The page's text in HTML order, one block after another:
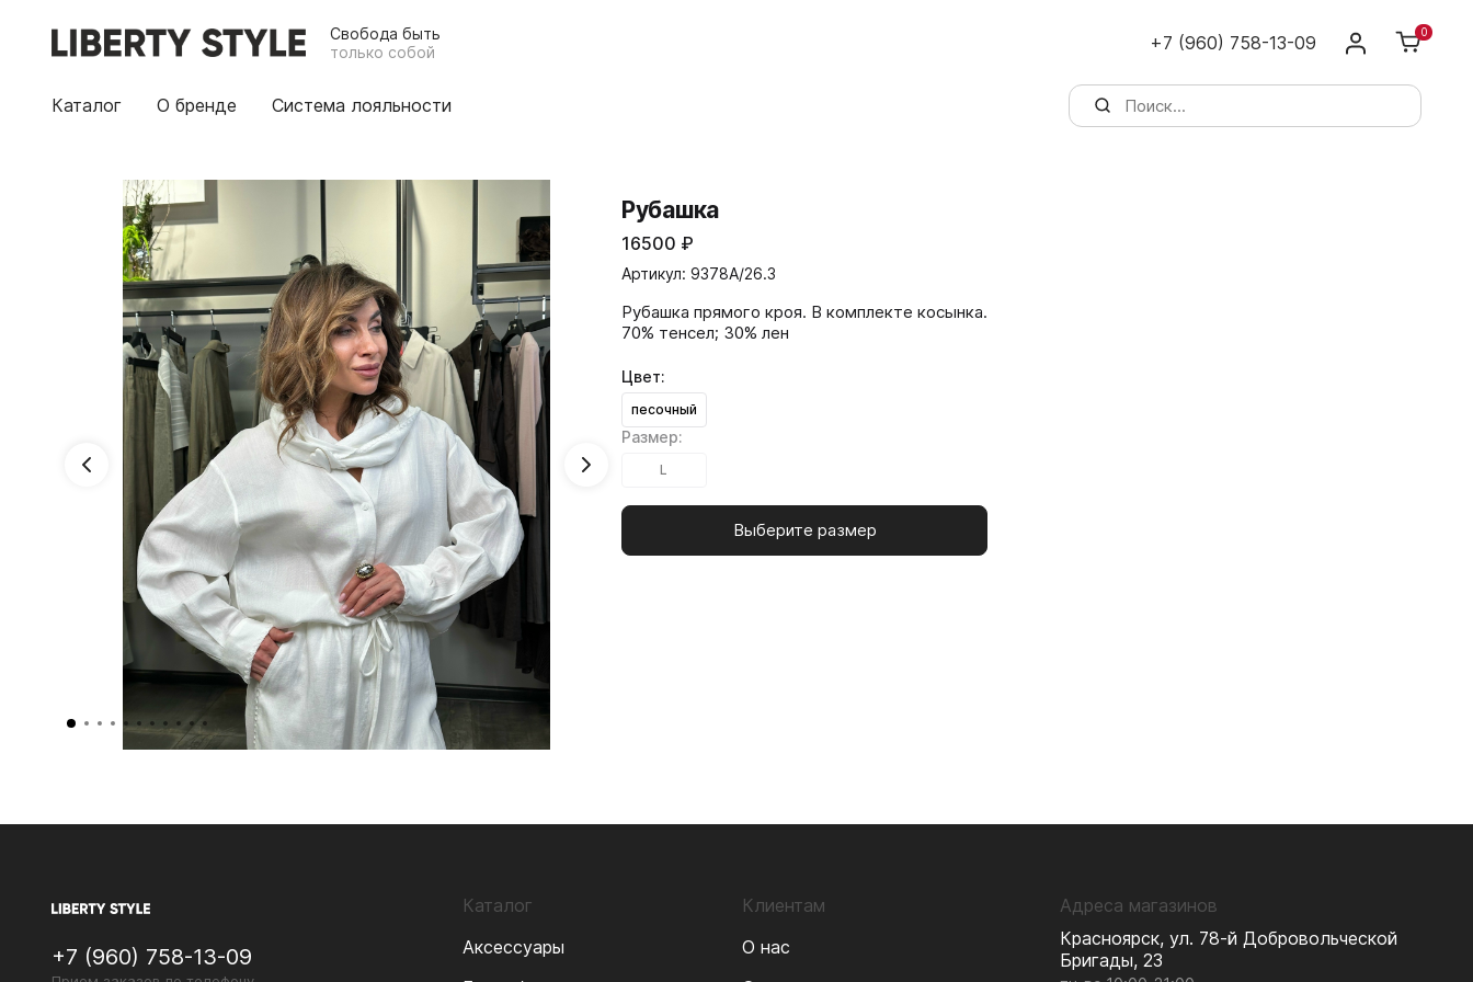
Свобода быть
только собой
+7 (960) 758-13-09 0
Каталог О бренде Система лояльности
Рубашка
16500 ₽
Артикул: 9378A/26.3
Рубашка прямого кроя. В комплекте косынка.
70% тенсел; 30% лен
Цвет:
песочный
Размер:
L
Выберите размер
+7 (960) 758-13-09
Каталог
Аксессуары
Клиентам
О нас
Адреса магазинов
Красноярск, ул. 78-й Добровольческой
Бригады, 23